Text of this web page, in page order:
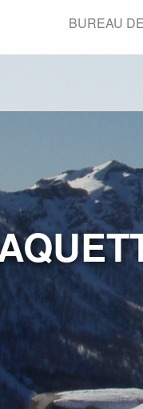
BUREAU